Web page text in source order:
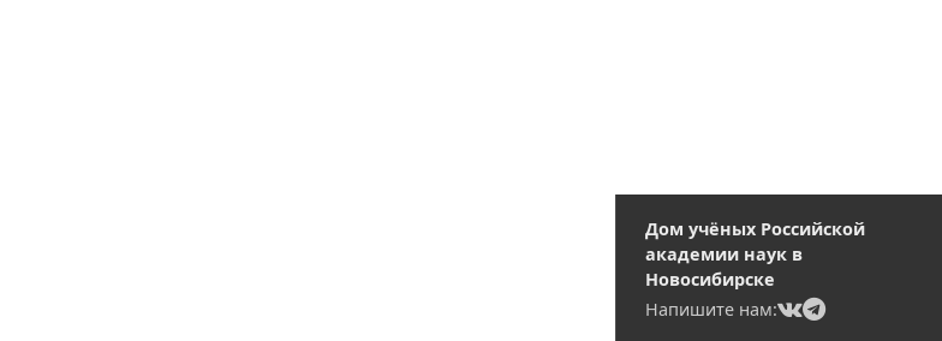
Дом учёных Российской
академии наук в
Новосибирске
Напишите нам:
(current)
(current)